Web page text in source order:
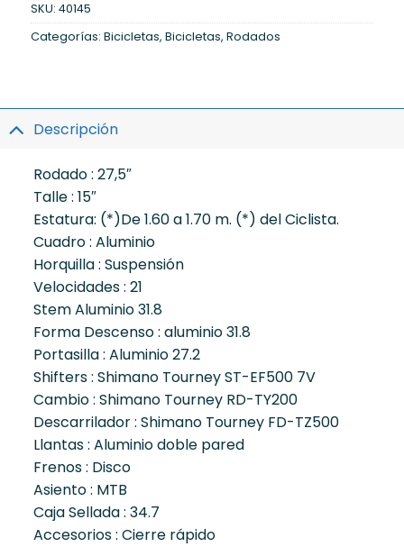
SKU: 40145
Categorías: Bicicletas, Bicicletas, Rodados
Descripción
Rodado : 27,5″
Talle : 15″
Estatura: (*)De 1.60 a 1.70 m. (*) del Ciclista.
Cuadro : Aluminio
Horquilla : Suspensión
Velocidades : 21
Stem Aluminio 31.8
Forma Descenso : aluminio 31.8
Portasilla : Aluminio 27.2
Shifters : Shimano Tourney ST-EF500 7V
Cambio : Shimano Tourney RD-TY200
Descarrilador : Shimano Tourney FD-TZ500
Llantas : Aluminio doble pared
Frenos : Disco
Asiento : MTB
Caja Sellada : 34.7
Accesorios : Cierre rápido